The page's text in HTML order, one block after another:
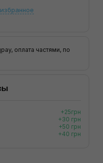
оплата частями, по
+25грн
+30 грн
+50 грн
+40 грн